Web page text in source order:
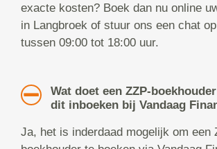
exacte kosten? Boek dan nu online
in Langbroek of stuur ons een chat
tussen 09:00 tot 18:00 uur.
Wat doet een ZZP-
dit inboeken bij Vandaag
Ja, het is inderdaad mogelijk om een